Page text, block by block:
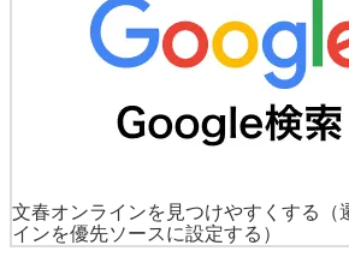
文春オンラインを見つけやすくする
インを優先ソースに設定する）